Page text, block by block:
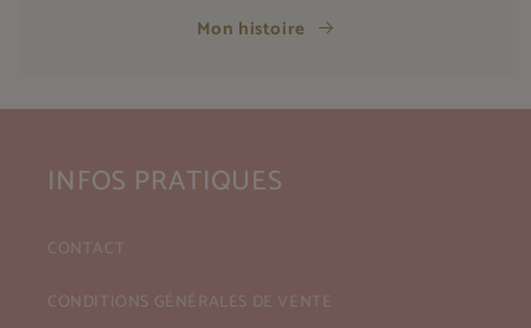
Mon histoire
INFOS PRATIQUES
CONTACT
CONDITIONS GÉNÉRALES DE VENTE